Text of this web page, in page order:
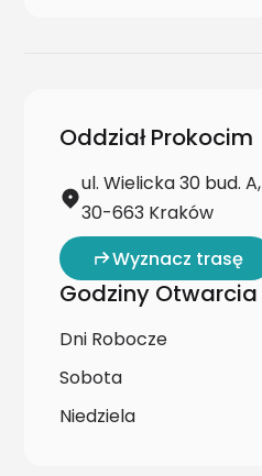
Oddział Prokocim
ul. Wielicka 30 bud. A,
30-663 Kraków
Wyznacz trasę
Godziny Otwarcia
Dni Robocze
Sobota
Niedziela